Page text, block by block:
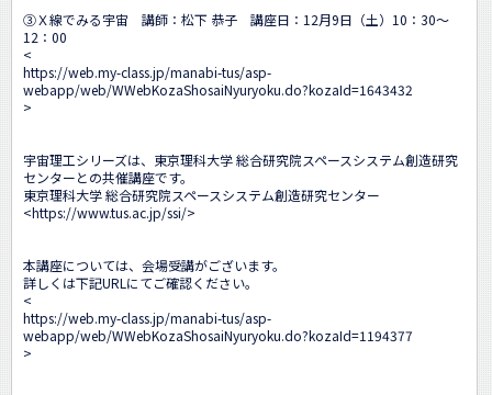
③Ｘ線でみる宇宙　講師：松下 恭子　講座日：12月9日（土）10：30～
12：00
<
https://web.my-class.jp/manabi-tus/asp-
webapp/web/WWebKozaShosaiNyuryoku.do?kozaId=1643432
>
宇宙理工シリーズは、東京理科大学 総合研究院スペースシステム創造研究
センターとの共催講座です。
東京理科大学 総合研究院スペースシステム創造研究センター
<https://www.tus.ac.jp/ssi/>
本講座については、会場受講がございます。
詳しくは下記URLにてご確認ください。
<
https://web.my-class.jp/manabi-tus/asp-
webapp/web/WWebKozaShosaiNyuryoku.do?kozaId=1194377
>